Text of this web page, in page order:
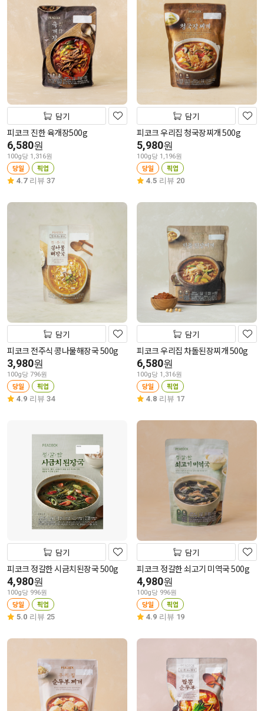
담기
피코크 진한 육개장500g
6,580원
100g당 1,316원
당일 픽업
4.7 리뷰 37
담기
피코크 우리집 청국장찌개 500g
5,980원
100g당 1,196원
당일 픽업
4.5 리뷰 20
담기
피코크 전주식 콩나물해장국 500g
3,980원
100g당 796원
당일 픽업
4.9 리뷰 34
담기
피코크 우리집 차돌된장찌개 500g
6,580원
100g당 1,316원
당일 픽업
4.8 리뷰 17
담기
피코크 정갈한 시금치된장국 500g
4,980원
100g당 996원
당일 픽업
5.0 리뷰 25
담기
피코크 정갈한 쇠고기 미역국 500g
4,980원
100g당 996원
당일 픽업
4.9 리뷰 19